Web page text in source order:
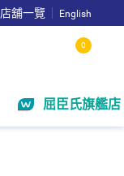
店舖一覽 English
0
屈臣氏旗艦店